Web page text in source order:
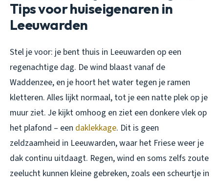
Tips voor huiseigenaren in
Leeuwarden
Stel je voor: je bent thuis in Leeuwarden op een
regenachtige dag. De wind blaast vanaf de
Waddenzee, en je hoort het water tegen je ramen
kletteren. Alles lijkt normaal, tot je een natte plek op je
muur ziet. Je kijkt omhoog en ziet een donkere vlek op
het plafond – een daklekkage. Dit is geen
zeldzaamheid in Leeuwarden, waar het Friese weer je
dak continu uitdaagt. Regen, wind en soms zelfs zoute
zeelucht kunnen kleine gebreken, zoals een scheurtje in